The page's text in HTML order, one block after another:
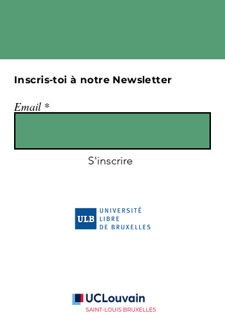
Inscris-toi à notre Newsletter
Email
S'inscrire